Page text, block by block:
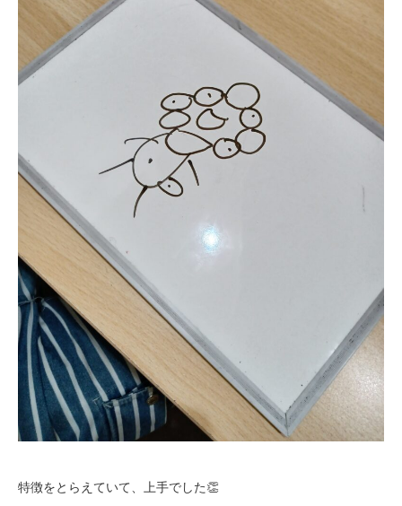
特徴をとらえていて、上手でした👏